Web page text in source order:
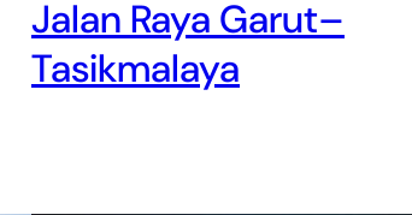
Jalan Raya Garut–
Tasikmalaya